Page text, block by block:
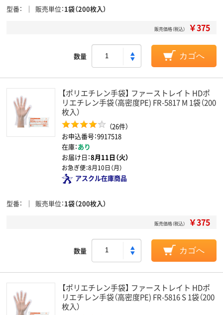
型番 販売単位 1袋（200枚入）
販売価格（税込） ￥375
数量 カゴへ
【ポリエチレン手袋】 ファーストレイト HDポ
リエチレン手袋（高密度PE) FR-5817 M 1袋（200
枚入）
（26件）
お申込番号：9917518
在庫：あり
お届け日：8月11日（火）
お急ぎ便：8月10日（月）
アスクル在庫商品
型番 販売単位 1袋（200枚入）
販売価格（税込） ￥375
数量 カゴへ
【ポリエチレン手袋】 ファーストレイト HDポ
リエチレン手袋（高密度PE) FR-5816 S 1袋（200
枚入）